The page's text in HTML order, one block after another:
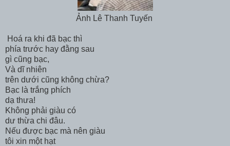
Ảnh Lê Thanh Tuyến
Hoá ra khi đã bạc thì
phía trước hay đằng sau
gì cũng bạc,
Và dĩ nhiên
trên dưới cũng không chừa?
Bạc là trắng phích
dạ thưa!
Không phải giàu có
dư thừa chi đâu.
Nếu được bạc mà nên giàu
tôi xin một hạt